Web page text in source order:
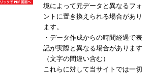
境によって元データと異なるフォ
ントに置き換えられる場合があり
ます。
・データ作成からの時間経過で表
記が実際と異なる場合があります
（文字の間違い含む）
これらに対して当サイトでは一切